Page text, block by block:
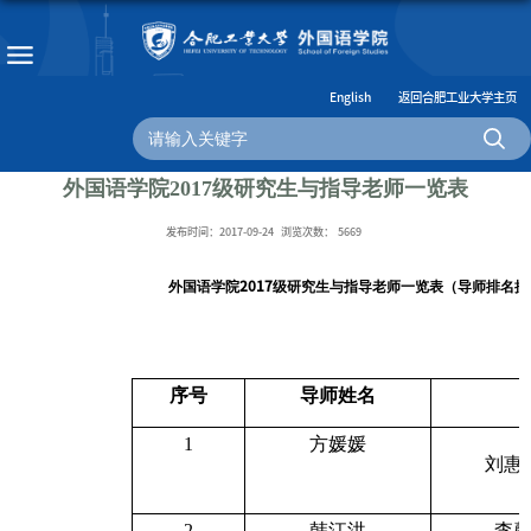
English 返回合肥工业大学主页
外国语学院2017级研究生与指导老师一览表
发布时间：2017-09-24 浏览次数： 5669
外国语学院2017级研究生与指导老师一览表（导师排名
序号 导师姓名
1
方媛媛
刘惠